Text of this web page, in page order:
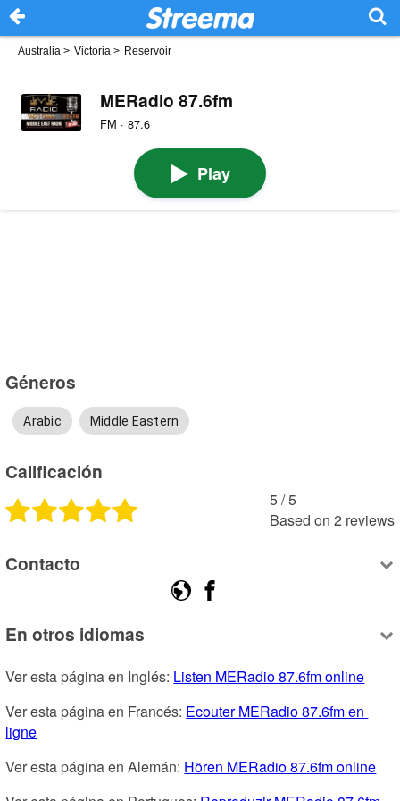
Australia > Victoria > Reservoir
MERadio 87.6fm
FM · 87.6
Play
Géneros
Arabic Middle Eastern
Calificación
5 /5
Based on 2 reviews
Contacto
En otros idiomas
Ver esta página en Inglés: Listen MERadio 87.6fm online
Ver esta página en Francés: Ecouter MERadio 87.6fm en
ligne
Ver esta página en Alemán: Hören MERadio 87.6fm online